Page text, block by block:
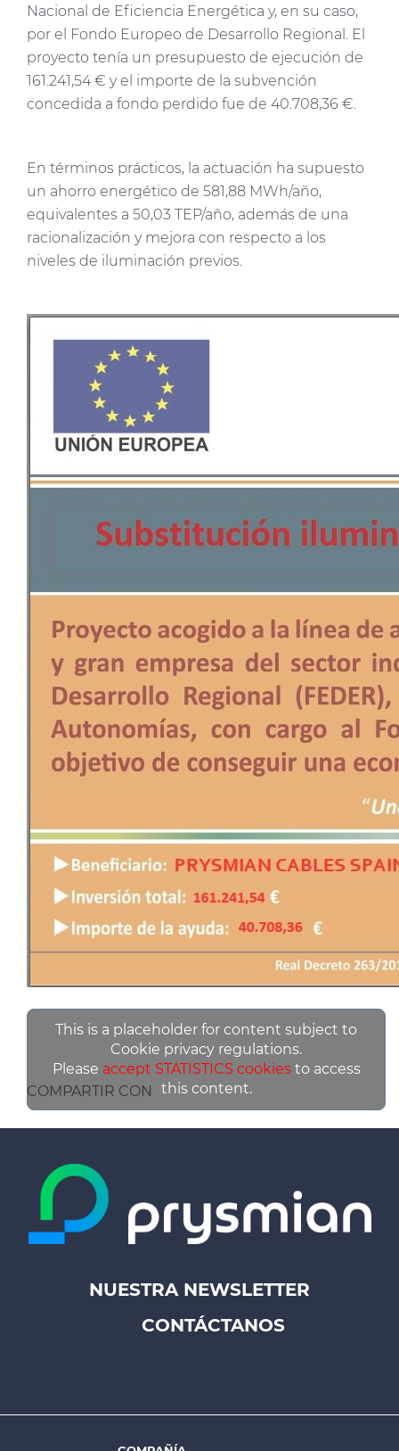
Nacional de Eficiencia Energética y, en su caso,
por el Fondo Europeo de Desarrollo Regional. El
proyecto tenía un presupuesto de ejecución de
161.241,54 € y el importe de la subvención
concedida a fondo perdido fue de 40.708,36 €.
En términos prácticos, la actuación ha supuesto
un ahorro energético de 581,88 MWh/año,
equivalentes a 50,03 TEP/año, además de una
racionalización y mejora con respecto a los
niveles de iluminación previos.
COMPARTIR CON
This is a placeholder for content subject to
Cookie privacy regulations.
Please accept STATISTICS cookiesto access
this content.
Footer
Prysmian
NUESTRA NEWSLETTER
CONTÁCTANOS